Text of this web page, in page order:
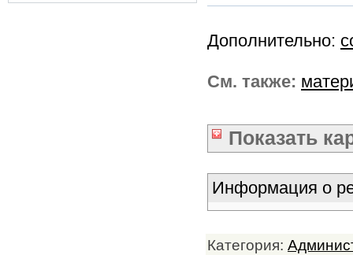
Дополнительно:
См. также:
Показать
Информация о
Категория: